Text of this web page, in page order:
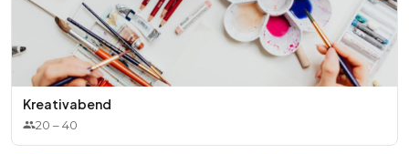
Kreativabend
20 –40